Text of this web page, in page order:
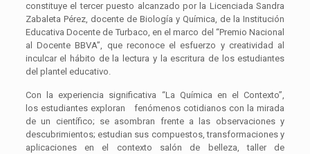
constituye el tercer puesto alcanzado por la Licenciada Sandra
Zabaleta Pérez, docente de Biología y Química, de la Institución
Educativa Docente de Turbaco, en el marco del “Premio Nacional
al Docente BBVA”, que reconoce el esfuerzo y creatividad al
inculcar el hábito de la lectura y la escritura de los estudiantes
del plantel educativo.
Con la experiencia significativa “La Química en el Contexto”,
los estudiantes exploran fenómenos cotidianos con la mirada
de un científico; se asombran frente a las observaciones y
descubrimientos; estudian sus compuestos, transformaciones y
aplicaciones en el contexto salón de belleza, taller de